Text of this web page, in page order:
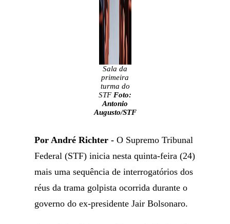
Sala da
primeira
turma do
STF Foto:
Antonio
Augusto/STF
Por André Richter -O Supremo Tribunal
Federal (STF) inicia nesta quinta-feira (24)
mais uma sequência de interrogatórios dos
réus da trama golpista ocorrida durante o
governo do ex-presidente Jair Bolsonaro.